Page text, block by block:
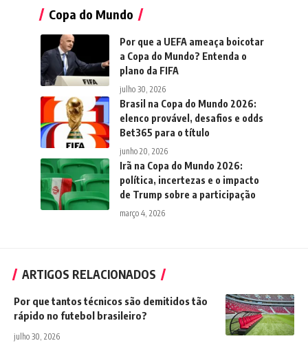
Copa do Mundo
Por que a UEFA ameaça boicotar
a Copa do Mundo? Entenda o
plano da FIFA
julho 30, 2026
Brasil na Copa do Mundo 2026:
elenco provável, desafios e odds
Bet365 para o título
junho 20, 2026
Irã na Copa do Mundo 2026:
política, incertezas e o impacto
de Trump sobre a participação
março 4, 2026
ARTIGOS RELACIONADOS
Por que tantos técnicos são demitidos tão
rápido no futebol brasileiro?
julho 30, 2026